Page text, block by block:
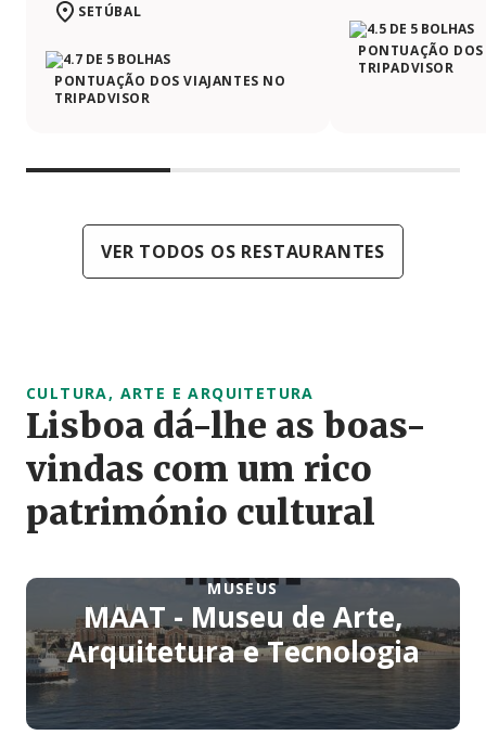
SETÚBAL
PONTUAÇÃO DOS VIAJANTES NO
TRIPADVISOR
PONTUAÇÃO
TRIPADVISOR
VER TODOS OS RESTAURANTES
CULTURA, ARTE E ARQUITETURA
Lisboa dá-lhe as boas-
vindas com um rico
património cultural
MUSEUS
MAAT - Museu de Arte,
Arquitetura e Tecnologia